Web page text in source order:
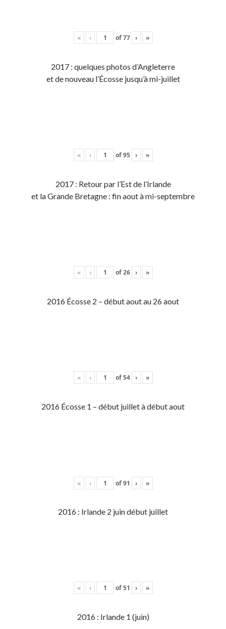
« ‹ of77 › »
2017 : quelques photos d’Angleterre
et de nouveau l’Écosse jusqu’à mi-juillet
« ‹ of95 › »
2017 : Retour par l’Est de l’Irlande
et la Grande Bretagne : fin aout à mi-septembre
« ‹ of26 › »
2016 Écosse 2 – début aout au 26 aout
« ‹ of54 › »
2016 Écosse 1 – début juillet à début aout
« ‹ of91 › »
2016 : Irlande 2 juin début juillet
« ‹ of51 › »
2016 : Irlande 1 (juin)